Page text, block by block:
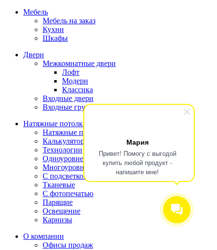
Мария
Привет! Помогу с выгодой
купить любой продукт -
напишите мне!
Мебель
Мебель на заказ
Кухни
Шкафы
Двери
Межкомнатные двери
Лофт
Модерн
Классика
Входные двери
Входные группы
Натяжные потолки
Натяжные потолки
Калькулятор
Технологии
Одноуровневые
Многоуровневые
С подсветкой
Тканевые
С фотопечатью
Парящие
Освещение
Карнизы
О компании
Офисы продаж